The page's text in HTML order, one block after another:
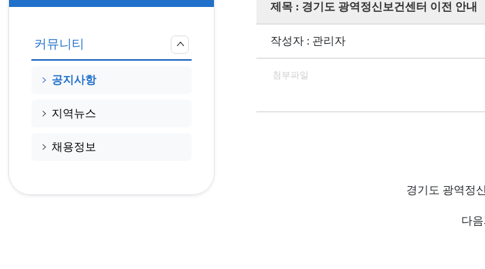
커뮤니티
공지사항
지역뉴스
채용정보
제목 : 경기도 광역정신보건센터 이전 안내
작성자 : 관리자
첨부파일
경기도 광역정
다